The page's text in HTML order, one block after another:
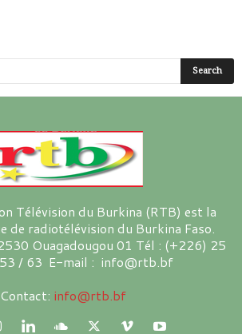
Télévision du Burkina (RTB) est la
de radiotélévision du Burkina Faso.
Ouagadougou 01 Tél : (+226) 25
/ 63 E-mail : info@rtb.bf
Contact: info@rtb.bf